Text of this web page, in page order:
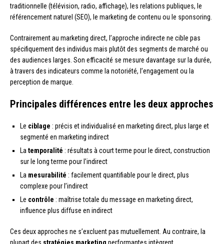
traditionnelle (télévision, radio, affichage), les relations publiques, le
référencement naturel (SEO), le marketing de contenu ou le sponsoring.
Contrairement au marketing direct, l’approche indirecte ne cible pas
spécifiquement des individus mais plutôt des segments de marché ou
des audiences larges. Son efficacité se mesure davantage sur la durée,
à travers des indicateurs comme la notoriété, l’engagement ou la
perception de marque.
Principales différences entre les deux approches
Le ciblage : précis et individualisé en marketing direct, plus large et
segmenté en marketing indirect
Latemporalité : résultats à court terme pour le direct, construction
sur le long terme pour l’indirect
La mesurabilité : facilement quantifiable pour le direct, plus
complexe pour l’indirect
Le contrôle : maîtrise totale du message en marketing direct,
influence plus diffuse en indirect
Ces deux approches ne s’excluent pas mutuellement. Au contraire, la